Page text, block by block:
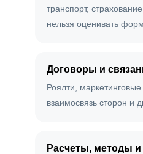
транспорт,
нельзя оценивать
Договоры и
Роялти, маркетинговые
взаимосвязь сторон и
Расчеты, методы и